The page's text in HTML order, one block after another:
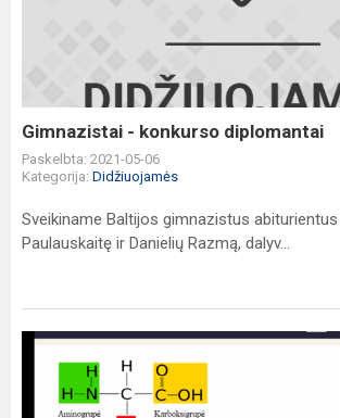
Gimnazistai - konkurso diplomantai
Paskelbta: 2021-05-06
Kategorija: Didžiuojamės
Sveikiname Baltijos gimnazistus
Paulauskaitę ir Danielių Razmą, dalyv...
Chemijos
pamokos